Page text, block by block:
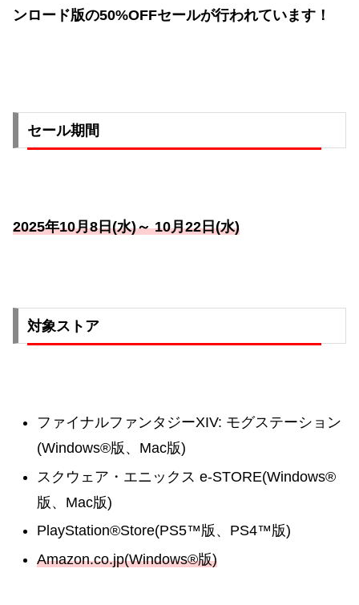
ンロード版の50%OFFセールが行われています！
セール期間
2025年10月8日(水)～ 10月22日(水)
対象ストア
ファイナルファンタジーXIV: モグステーション
(Windows®版、Mac版)
スクウェア・エニックス e-STORE(Windows®
版、Mac版)
PlayStation®Store(PS5™版、PS4™版)
Amazon.co.jp(Windows®版)